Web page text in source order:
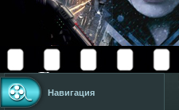
Навигация